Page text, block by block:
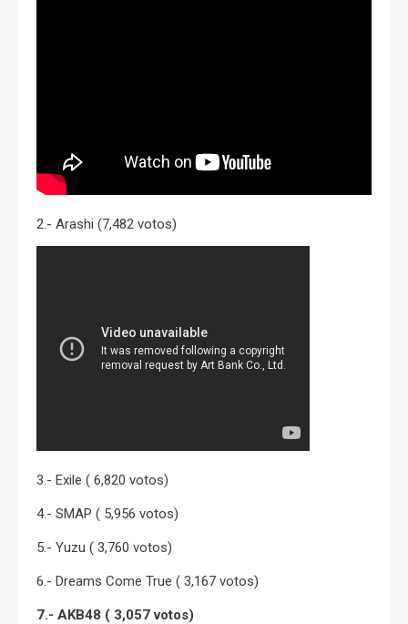
2.- Arashi (7,482 votos)
3.- Exile ( 6,820 votos)
4.- SMAP ( 5,956 votos)
5.- Yuzu ( 3,760 votos)
6.- Dreams Come True ( 3,167 votos)
7.- AKB48 ( 3,057 votos)